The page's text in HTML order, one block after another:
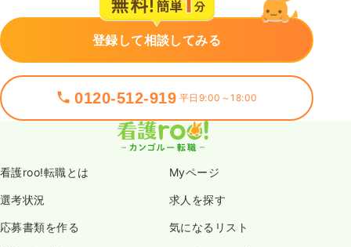
登録して相談してみる
0120-512-919 平日9:00～18:00
看護roo!転職とは Myページ
選考状況 求人を探す
応募書類を作る 気になるリスト